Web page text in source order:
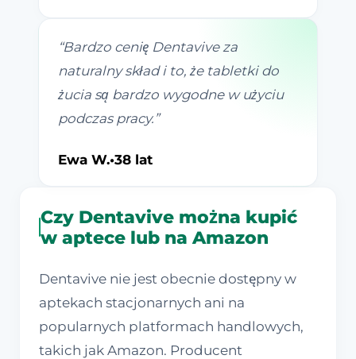
“Bardzo cenię Dentavive za
naturalny skład i to, że tabletki do
żucia są bardzo wygodne w użyciu
podczas pracy. ”
Ewa W.•38 lat
Czy Dentavive można kupić
w aptece lub na Amazon
Dentavive nie jest obecnie dostępny w
aptekach stacjonarnych ani na
popularnych platformach handlowych,
takich jak Amazon. Producent